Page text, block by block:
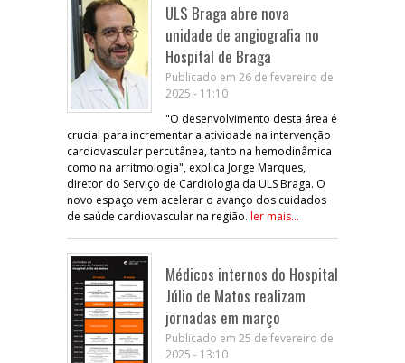
ULS Braga abre nova
unidade de angiografia no
Hospital de Braga
Publicado em 26 de fevereiro de
2025 - 11:10
"O desenvolvimento desta área é
crucial para incrementar a atividade na intervenção
cardiovascular percutânea, tanto na hemodinâmica
como na arritmologia", explica Jorge Marques,
diretor do Serviço de Cardiologia da ULS Braga. O
novo espaço vem acelerar o avanço dos cuidados
de saúde cardiovascular na região. ler mais...
Médicos internos do Hospital
Júlio de Matos realizam
jornadas em março
Publicado em 25 de fevereiro de
2025 - 13:10